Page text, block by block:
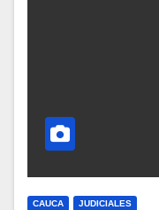
CAUCA JUDICIALES